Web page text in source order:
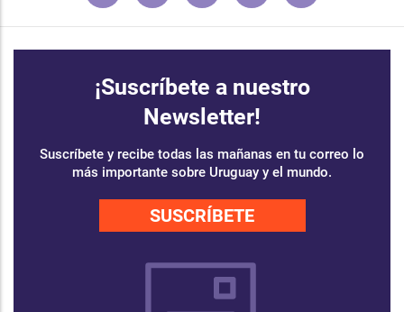
¡Suscríbete a nuestro
Newsletter!
Suscríbete y recibe todas las mañanas en tu correo lo
más importante sobre Uruguay y el mundo.
SUSCRÍBETE